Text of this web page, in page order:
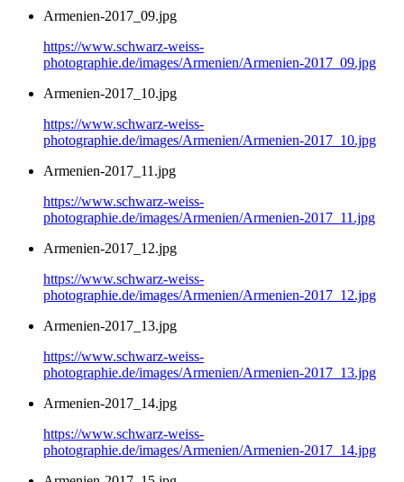
Armenien-2017_09.jpg
https://www.schwarz-weiss-
photographie.de/images/Armenien/Armenien-2017_09.jpg
Armenien-2017_10.jpg
https://www.schwarz-weiss-
photographie.de/images/Armenien/Armenien-2017_10.jpg
Armenien-2017_11.jpg
https://www.schwarz-weiss-
photographie.de/images/Armenien/Armenien-2017_11.jpg
Armenien-2017_12.jpg
https://www.schwarz-weiss-
photographie.de/images/Armenien/Armenien-2017_12.jpg
Armenien-2017_13.jpg
https://www.schwarz-weiss-
photographie.de/images/Armenien/Armenien-2017_13.jpg
Armenien-2017_14.jpg
https://www.schwarz-weiss-
photographie.de/images/Armenien/Armenien-2017_14.jpg